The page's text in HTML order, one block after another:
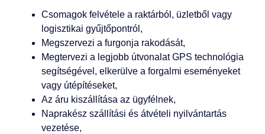
Csomagok felvétele a raktárból, üzletből vagy
logisztikai gyűjtőpontról,
Megszervezi a furgonja rakodását,
Megtervezi a legjobb útvonalat GPS technológia
segítségével, elkerülve a forgalmi eseményeket
vagy útépítéseket,
Az áru kiszállítása az ügyfélnek,
Naprakész szállítási és átvételi nyilvántartás
vezetése,